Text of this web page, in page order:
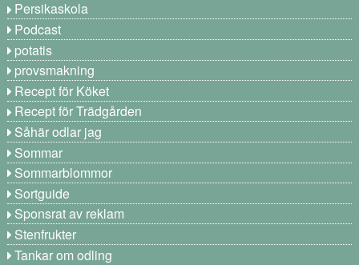
Persikaskola
Podcast
potatis
provsmakning
Recept för Köket
Recept för Trädgården
Såhär odlar jag
Sommar
Sommarblommor
Sortguide
Sponsrat av reklam
Stenfrukter
Tankar om odling